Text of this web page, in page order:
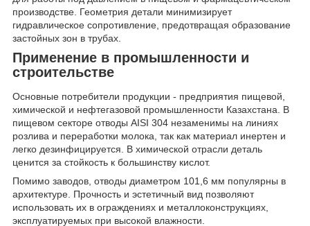
производстве. Геометрия детали минимизирует
гидравлическое сопротивление, предотвращая образование
застойных зон в трубах.
Применение в промышленности и
строительстве
Основные потребители продукции - предприятия пищевой,
химической и нефтегазовой промышленности Казахстана. В
пищевом секторе отводы AISI 304 незаменимы на линиях
розлива и переработки молока, так как материал инертен и
легко дезинфицируется. В химической отрасли деталь
ценится за стойкость к большинству кислот.
Помимо заводов, отводы диаметром 101,6 мм популярны в
архитектуре. Прочность и эстетичный вид позволяют
использовать их в ограждениях и металлоконструкциях,
эксплуатируемых при высокой влажности.